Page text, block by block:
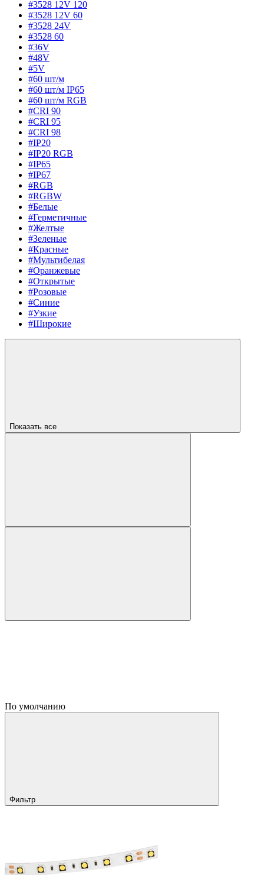
#3528 12V 120
#3528 12V 60
#3528 24V
#3528 60
#36V
#48V
#5V
#60 шт/м
#60 шт/м IP65
#60 шт/м RGB
#CRI 90
#CRI 95
#CRI 98
#IP20
#IP20 RGB
#IP65
#IP67
#RGB
#RGBW
#Белые
#Герметичные
#Желтые
#Зеленые
#Красные
#Мультибелая
#Оранжевые
#Открытые
#Розовые
#Синие
#Узкие
#Широкие
Показать все
По умолчанию
Фильтр